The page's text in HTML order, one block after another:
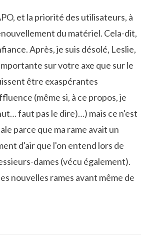
et la priorité des utilisateurs, à
du matériel. Cela-dit,
Après, je suis désolé, Leslie,
sur votre axe que sur le
être exaspérantes
(même si, à ce propos, je
faut pas le dire)…) mais ce n'est
parce que ma rame avait un
d'air que l'on entend lors de
dames (vécu également).
nouvelles rames avant même de